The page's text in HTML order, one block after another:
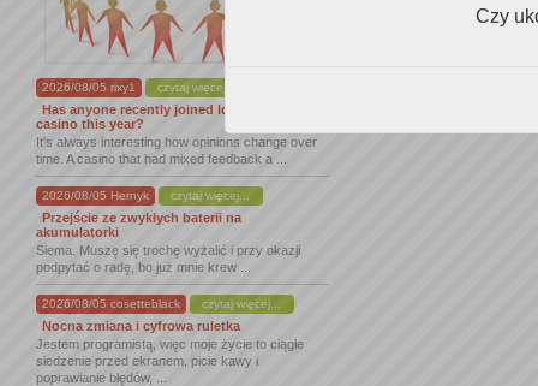
2026/08/05 rixy1 czytaj więcej...
Has anyone recently joined lordofspins
casino this year?
It's always interesting how opinions change over
time. A casino that had mixed feedback a ...
2026/08/05 Hernyk czytaj więcej...
Przejście ze zwykłych baterii na
akumulatorki
Siema. Muszę się trochę wyżalić i przy okazji
podpytać o radę, bo już mnie krew ...
2026/08/05 cosetteblack czytaj więcej...
Nocna zmiana i cyfrowa ruletka
Jestem programistą, więc moje życie to ciągłe
siedzenie przed ekranem, picie kawy i
poprawianie błędów, ...
Czy